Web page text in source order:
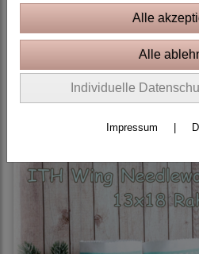
Produkte je Seite
« 1 ...
Individuelle
Impressum